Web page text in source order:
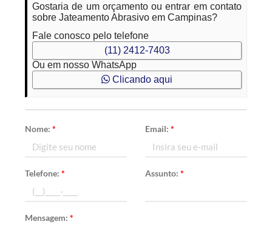
Gostaria de um orçamento ou entrar em contato
sobre Jateamento Abrasivo em Campinas?
Fale conosco pelo telefone
(11) 2412-7403
Ou em nosso WhatsApp
Clicando aqui
Nome:* Email: *
Telefone:* Assunto: *
Mensagem:*